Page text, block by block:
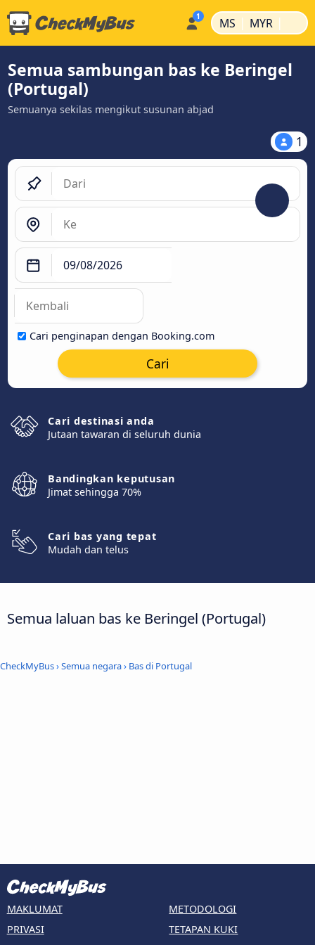
MS | MYR |
Semua sambungan bas ke Beringel
(Portugal)
Semuanya sekilas mengikut susunan abjad
1
Cari penginapan dengan Booking.com
Cari
Cari destinasi anda
Jutaan tawaran di seluruh dunia
Bandingkan keputusan
Jimat sehingga 70%
Cari bas yang tepat
Mudah dan telus
Semua laluan bas ke Beringel (Portugal)
CheckMyBus›Semua negara› Bas di Portugal
MAKLUMAT
PRIVASI
METODOLOGI
TETAPAN KUKI